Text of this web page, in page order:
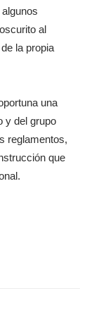
al
la propia
una
y del grupo
reglamentos,
que